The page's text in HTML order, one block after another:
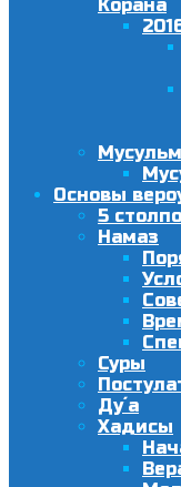
Корана
Основы
5
Намаз
Суры
Ду´а
Хадисы